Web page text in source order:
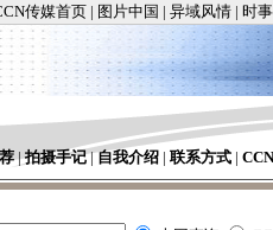
传媒首页 | 图片中国 | 异域风情 | 时
|拍摄手记|自我介绍 | 联系方式 |